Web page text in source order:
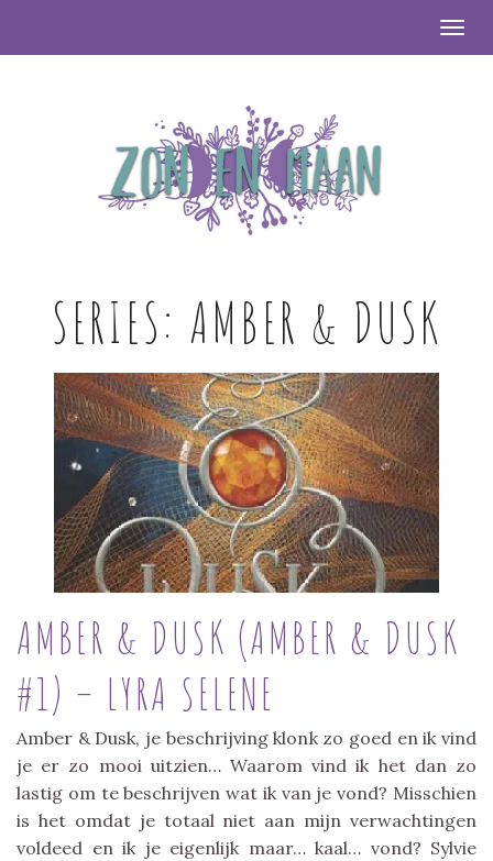
SERIES: AMBER & DUSK
AMBER & DUSK (AMBER & DUSK
#1) – LYRA SELENE
Amber & Dusk, je beschrijving klonk zo goed en ik vind
je er zo mooi uitzien… Waarom vind ik het dan zo
lastig om te beschrijven wat ik van je vond? Misschien
is het omdat je totaal niet aan mijn verwachtingen
voldeed en ik je eigenlijk maar… kaal… vond? Sylvie